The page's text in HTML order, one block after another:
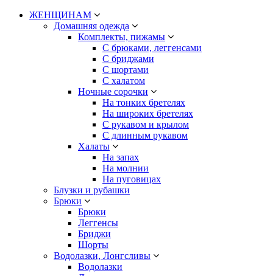
ЖЕНЩИНАМ
Домашняя одежда
Комплекты, пижамы
С брюками, леггенсами
С бриджами
С шортами
С халатом
Ночные сорочки
На тонких бретелях
На широких бретелях
С рукавом и крылом
С длинным рукавом
Халаты
На запах
На молнии
На пуговицах
Блузки и рубашки
Брюки
Брюки
Леггенсы
Бриджи
Шорты
Водолазки, Лонгсливы
Водолазки